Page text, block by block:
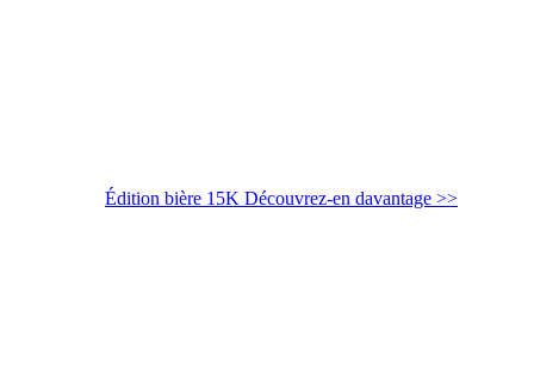
Édition bière 15K Découvrez-en davantage >>